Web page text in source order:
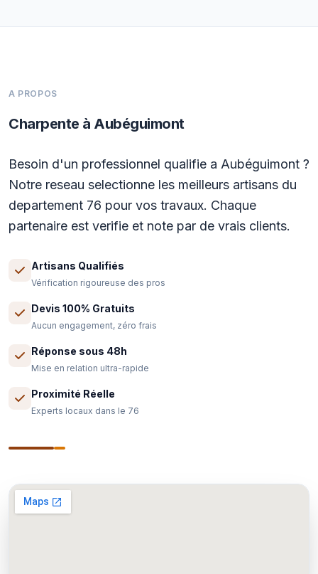
A PROPOS
Charpente à Aubéguimont
Besoin d'un professionnel qualifie a Aubéguimont ?
Notre reseau selectionne les meilleurs artisans du
departement 76 pour vos travaux. Chaque
partenaire est verifie et note par de vrais clients.
Artisans Qualifiés
Vérification rigoureuse des pros
Devis 100% Gratuits
Aucun engagement, zéro frais
Réponse sous 48h
Mise en relation ultra-rapide
Proximité Réelle
Experts locaux dans le 76